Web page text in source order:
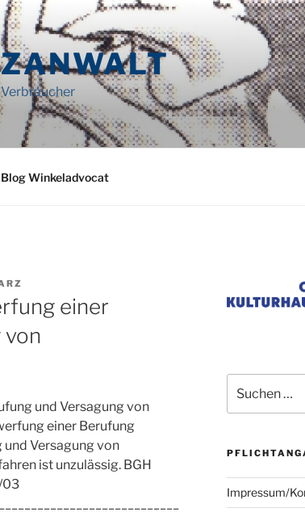
Blog Winkeladvocat
einer
und Versagung von
einer Berufung
Versagung von
ist unzulässig. BGH
03
nach:
Impressum/